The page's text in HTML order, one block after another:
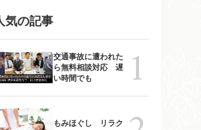
気の記事
交通事故に遭われた
ら無料相談対応 遅
い時間でも
もみほぐし リラク